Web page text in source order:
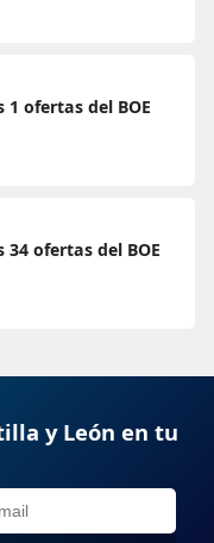
ofertas del BOE
ofertas del BOE
y León en tu